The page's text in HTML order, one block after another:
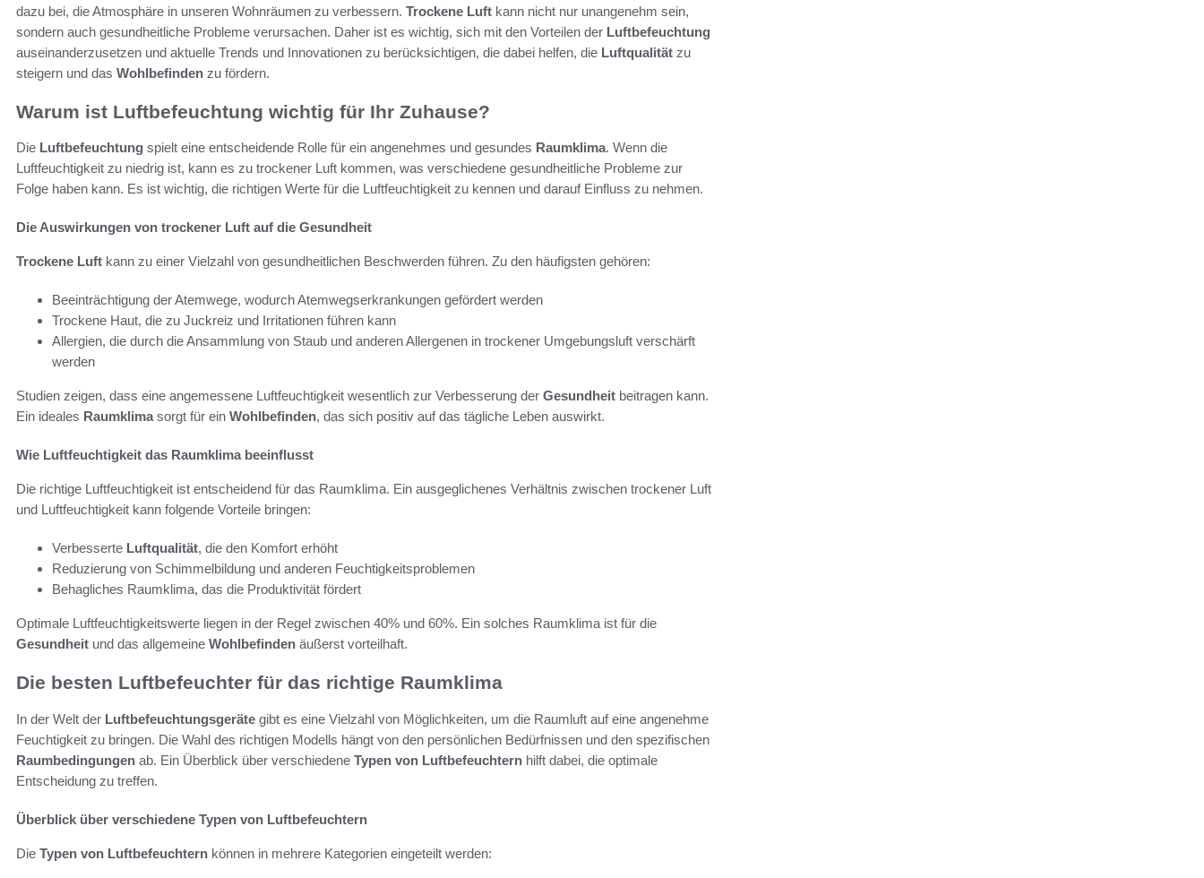
dazu bei, die Atmosphäre in unseren Wohnräumen zu verbessern. Trockene Luft kann nicht nur unangenehm sein,
sondern auch gesundheitliche Probleme verursachen. Daher ist es wichtig, sich mit den Vorteilen der Luftbefeuchtung
auseinanderzusetzen und aktuelle Trends und Innovationen zu berücksichtigen, die dabei helfen, die Luftqualität zu
steigern und das Wohlbefinden zu fördern.
Warum ist Luftbefeuchtung wichtig für Ihr Zuhause?
Die Luftbefeuchtung spielt eine entscheidende Rolle für ein angenehmes und gesundes Raumklima. Wenn die
Luftfeuchtigkeit zu niedrig ist, kann es zu trockener Luft kommen, was verschiedene gesundheitliche Probleme zur
Folge haben kann. Es ist wichtig, die richtigen Werte für die Luftfeuchtigkeit zu kennen und darauf Einfluss zu nehmen.
Die Auswirkungen von trockener Luft auf die Gesundheit
Trockene Luft kann zu einer Vielzahl von gesundheitlichen Beschwerden führen. Zu den häufigsten gehören:
Beeinträchtigung der Atemwege, wodurch Atemwegserkrankungen gefördert werden
Trockene Haut, die zu Juckreiz und Irritationen führen kann
Allergien, die durch die Ansammlung von Staub und anderen Allergenen in trockener Umgebungsluft verschärft
werden
Studien zeigen, dass eine angemessene Luftfeuchtigkeit wesentlich zur Verbesserung der Gesundheit beitragen kann.
Ein ideales Raumklimasorgt für ein Wohlbefinden, das sich positiv auf das tägliche Leben auswirkt.
Wie Luftfeuchtigkeit das Raumklima beeinflusst
Die richtige Luftfeuchtigkeit ist entscheidend für das Raumklima. Ein ausgeglichenes Verhältnis zwischen trockener Luft
und Luftfeuchtigkeit kann folgende Vorteile bringen:
Verbesserte Luftqualität, die den Komfort erhöht
Reduzierung von Schimmelbildung und anderen Feuchtigkeitsproblemen
Behagliches Raumklima, das die Produktivität fördert
Optimale Luftfeuchtigkeitswerte liegen in der Regel zwischen 40% und 60%. Ein solches Raumklima ist für die
Gesundheit und das allgemeine Wohlbefinden äußerst vorteilhaft.
Die besten Luftbefeuchter für das richtige Raumklima
In der Welt der Luftbefeuchtungsgeräte gibt es eine Vielzahl von Möglichkeiten, um die Raumluft auf eine angenehme
Feuchtigkeit zu bringen. Die Wahl des richtigen Modells hängt von den persönlichen Bedürfnissen und den spezifischen
Raumbedingungen ab. Ein Überblick über verschiedene Typen von Luftbefeuchtern hilft dabei, die optimale
Entscheidung zu treffen.
Überblick über verschiedene Typen von Luftbefeuchtern
Die Typen von Luftbefeuchtern können in mehrere Kategorien eingeteilt werden: